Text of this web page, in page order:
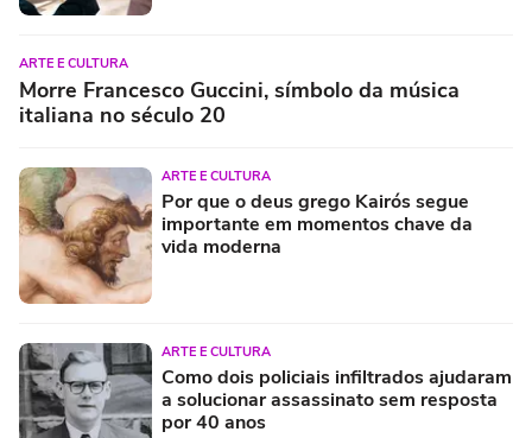
ARTE E CULTURA
Morre Francesco Guccini, símbolo da música
italiana no século 20
ARTE E CULTURA
Por que o deus grego Kairós segue
importante em momentos chave da
vida moderna
ARTE E CULTURA
Como dois policiais infiltrados ajudaram
a solucionar assassinato sem resposta
por 40 anos